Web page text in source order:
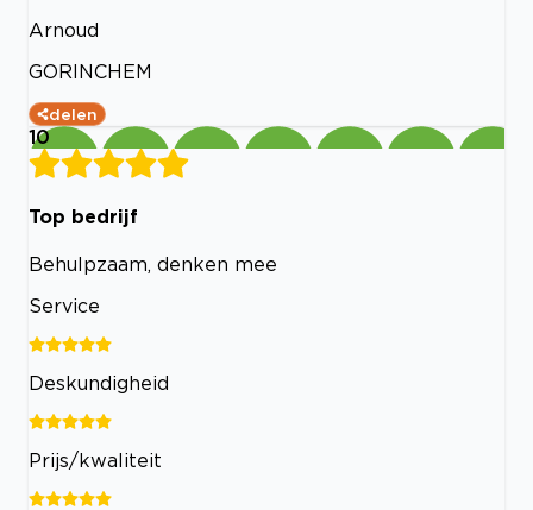
Arnoud
GORINCHEM
delen
10
Top bedrijf
Behulpzaam, denken mee
Service
Deskundigheid
Prijs/kwaliteit